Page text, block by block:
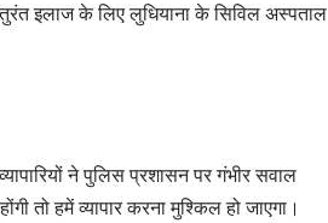
इलाज के लिए लुधियाना के सिविल अस्पताल
ने पुलिस प्रशासन पर गंभीर सवाल
तो हमें व्यापार करना मुश्किल हो जाएगा।